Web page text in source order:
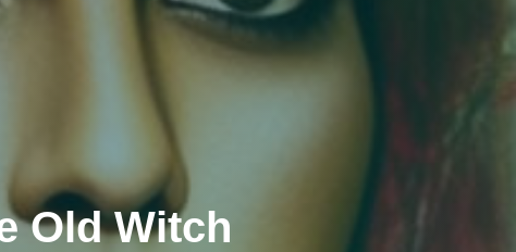
Old Witch